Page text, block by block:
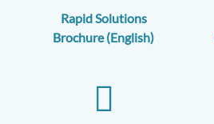
Rapid Solutions
Brochure (English)